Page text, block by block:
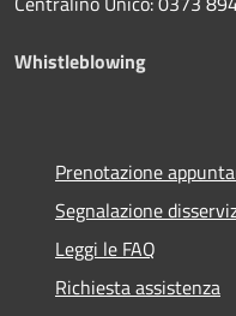
Whistleblowing
Prenotazione
Segnalazione
Leggi le FAQ
Richiesta assistenza